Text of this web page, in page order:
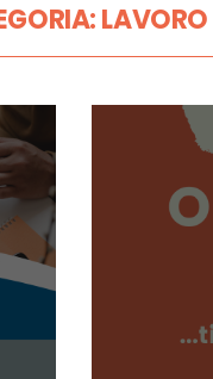
LAVORO